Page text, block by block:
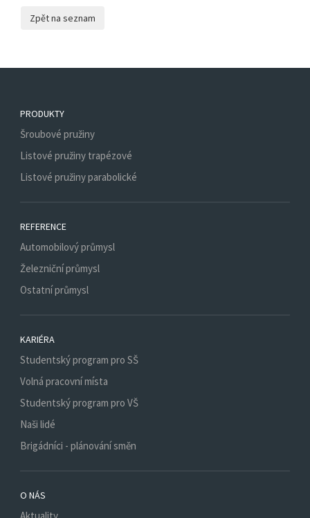
PRODUKTY
Šroubové pružiny
Listové pružiny trapézové
Listové pružiny parabolické
REFERENCE
Automobilový průmysl
Železniční průmysl
Ostatní průmysl
KARIÉRA
Studentský program pro SŠ
Volná pracovní místa
Studentský program pro VŠ
Naši lidé
Brigádníci - plánování směn
O NÁS